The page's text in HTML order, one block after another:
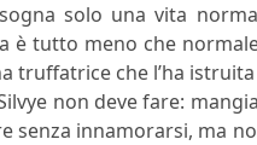
solo una vita
è tutto meno che
truffatrice che l’ha
non deve fare:
innamorarsi, ma